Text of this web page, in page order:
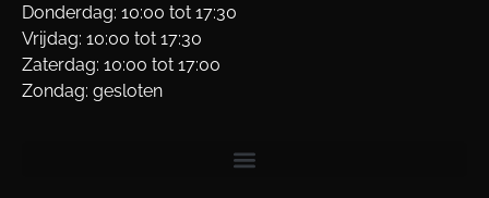
Donderdag: 10:00 tot 17:30
Vrijdag: 10:00 tot 17:30
Zaterdag: 10:00 tot 17:00
Zondag: gesloten